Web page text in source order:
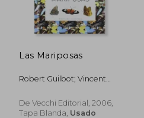
45% $ 44.72
Las Mariposas
Robert Guilbot; Vincent
De Vecchi Editorial, 2006,
Tapa Blanda, Usado